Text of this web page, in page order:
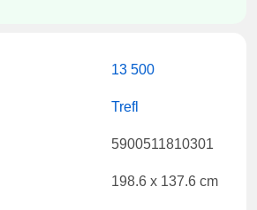
13 500
Trefl
5900511810301
198.6 x 137.6 cm